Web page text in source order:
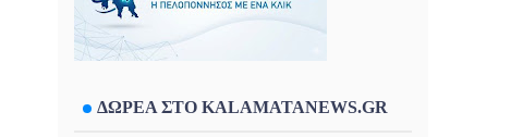
ΔΩΡΕΑ ΣΤΟ KALAMATANEWS.GR